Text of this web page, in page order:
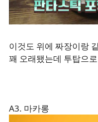
이것도 위에 짜장이랑
꽤 오래됐는데 투탑으
A3. 마카롱